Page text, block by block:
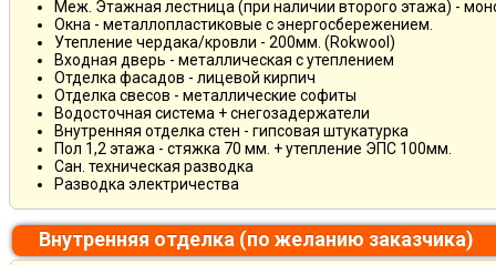
Меж. Этажная лестница (при наличии второго этажа) -
Окна - металлопластиковые с энергосбережением.
Утепление чердака/кровли - 200мм. (Rokwool)
Входная дверь - металлическая с утеплением
Отделка фасадов - лицевой кирпич
Отделка свесов - металлические софиты
Водосточная система + снегозадержатели
Внутренняя отделка стен - гипсовая штукатурка
Пол 1,2 этажа - стяжка 70 мм. + утепление ЭПС 100мм.
Сан. техническая разводка
Разводка электричества
Внутренняя отделка (по желанию заказчика)